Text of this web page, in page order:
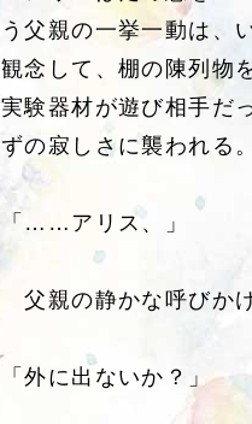
う父親の一挙一動は、
観念して、棚の陳列物
実験器材が遊び相手だ
ずの寂しさに襲われる
「……アリス、」
父親の静かな呼びか
「外に出ないか？」